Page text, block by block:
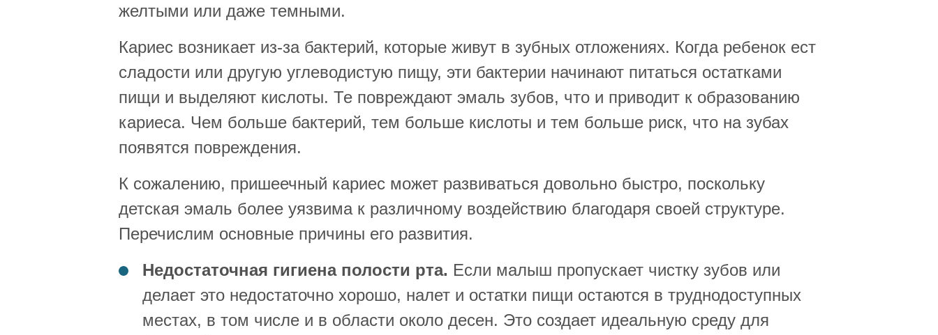
желтыми или даже темными.
Кариес возникает из-за бактерий, которые живут в зубных отложениях. Когда ребенок ест
сладости или другую углеводистую пищу, эти бактерии начинают питаться остатками
пищи и выделяют кислоты. Те повреждают эмаль зубов, что и приводит к образованию
кариеса. Чем больше бактерий, тем больше кислоты и тем больше риск, что на зубах
появятся повреждения.
К сожалению, пришеечный кариес может развиваться довольно быстро, поскольку
детская эмаль более уязвима к различному воздействию благодаря своей структуре.
Перечислим основные причины его развития.
Недостаточная гигиена полости рта. Если малыш пропускает чистку зубов или
делает это недостаточно хорошо, налет и остатки пищи остаются в труднодоступных
местах, в том числе и в области около десен. Это создает идеальную среду для